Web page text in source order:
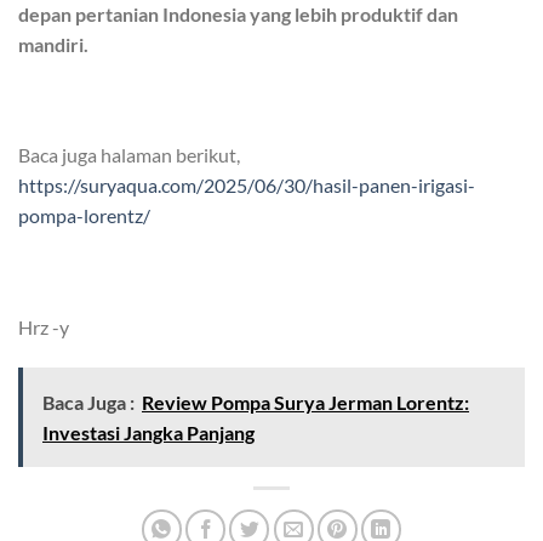
depan pertanian Indonesia yang lebih produktif dan
mandiri.
Baca juga halaman berikut,
https://suryaqua.com/2025/06/30/hasil-panen-irigasi-
pompa-lorentz/
Hrz -y
Baca Juga : Review Pompa Surya Jerman Lorentz:
Investasi Jangka Panjang